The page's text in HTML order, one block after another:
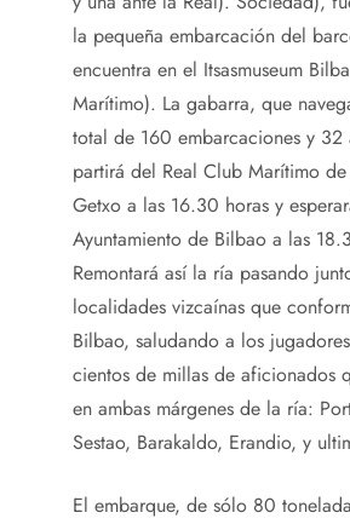
la pequeña embarcación del
encuentra en el Itsasmuseum
Marítimo). La gabarra, que
total de 160 embarcaciones y 32
partirá del Real Club Marítimo de
Getxo a las 16.30 horas y
Ayuntamiento de Bilbao a las
Remontará así la ría pasando
localidades vizcaínas que
Bilbao, saludando a los
cientos de millas de aficionados
en ambas márgenes de la ría:
Sestao, Barakaldo, Erandio, y
El embarque, de sólo 80